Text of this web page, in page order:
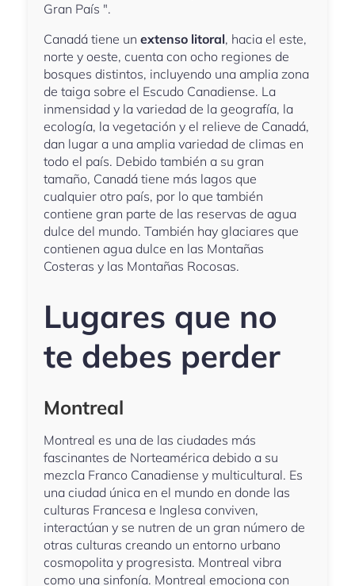
Gran País ".
Canadá tiene un extenso litoral, hacia el este,
norte y oeste, cuenta con ocho regiones de
bosques distintos, incluyendo una amplia zona
de taiga sobre el Escudo Canadiense. La
inmensidad y la variedad de la geografía, la
ecología, la vegetación y el relieve de Canadá,
dan lugar a una amplia variedad de climas en
todo el país. Debido también a su gran
tamaño, Canadá tiene más lagos que
cualquier otro país, por lo que también
contiene gran parte de las reservas de agua
dulce del mundo. También hay glaciares que
contienen agua dulce en las Montañas
Costeras y las Montañas Rocosas.
Lugares que no
te debes perder
Montreal
Montreal es una de las ciudades más
fascinantes de Norteamérica debido a su
mezcla Franco Canadiense y multicultural. Es
una ciudad única en el mundo en donde las
culturas Francesa e Inglesa conviven,
interactúan y se nutren de un gran número de
otras culturas creando un entorno urbano
cosmopolita y progresista. Montreal vibra
como una sinfonía. Montreal emociona con